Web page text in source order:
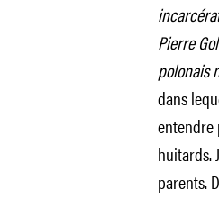
Pierre
polonais
dans
entendre
huitards.
parents.